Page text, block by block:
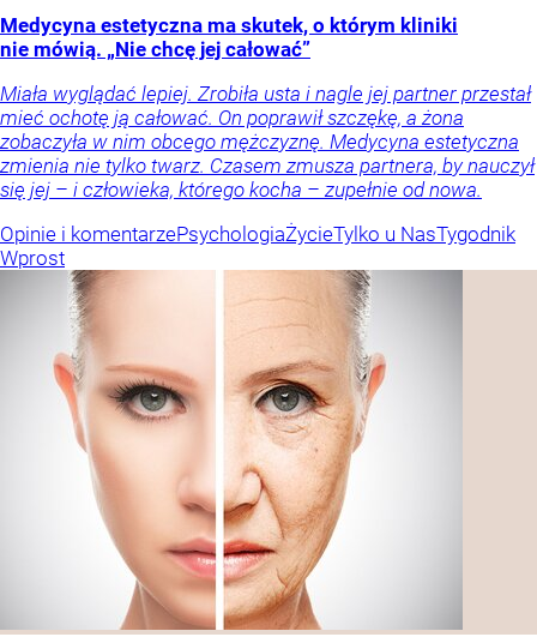
Medycyna estetyczna ma skutek, o którym kliniki
nie mówią. „Nie chcę jej całować”
Miała wyglądać lepiej. Zrobiła usta i nagle jej partner przestał
mieć ochotę ją całować. On poprawił szczękę, a żona
zobaczyła w nim obcego mężczyznę. Medycyna estetyczna
zmienia nie tylko twarz. Czasem zmusza partnera, by nauczył
się jej – i człowieka, którego kocha – zupełnie od nowa.
Opinie i komentarzePsychologiaŻycieTylko u NasTygodnik
Wprost